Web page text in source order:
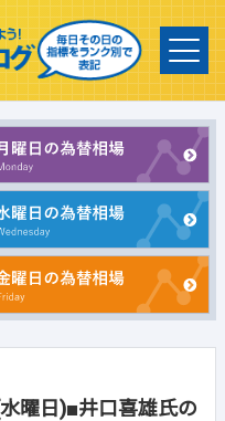
曜日)■井口喜雄氏の